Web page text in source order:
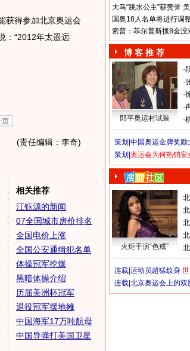
得参加北京奥运会
：“2012年太遥远
页
(责任编辑：李奇)
相关推荐
江钰源的新闻
07全国城市房价排名
全国电价上涨
全国公安通缉犯名单
体操冠军挖煤
黑暗体操介绍
历届美洲杯冠军
退役冠军摆地摊
中国海军17万吨航母
中国导弹打美国卫星
大马“跳水公主”获赞誉
国奥18人名单将进行调
索普：菲尔普斯揽8金没
博 客 推 荐
郎平奥运村试装
·
·
·
·
·
策划| 中国奥运金牌奖励
策划| 奥运会为何热销安
火炬手演“色戒”
连载| 运动员超猛纹身
连载| 北京奥运会上的双